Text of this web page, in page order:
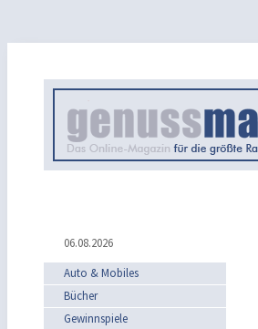
06.08.2026
Auto & Mobiles
Bücher
Gewinnspiele